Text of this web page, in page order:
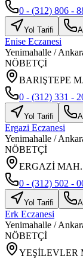
0 - (312) 806 -
Yol Tarifi
Enise Eczanesi
Yenimahalle /
NÖBETÇİ
BARIŞTEPE
0 - (312) 331 -
Yol Tarifi
Ergazi Eczanesi
Yenimahalle /
NÖBETÇİ
ERGAZİ MAH.
0 - (312) 502 -
Yol Tarifi
Erk Eczanesi
Yenimahalle /
NÖBETÇİ
YEŞİLEVLER